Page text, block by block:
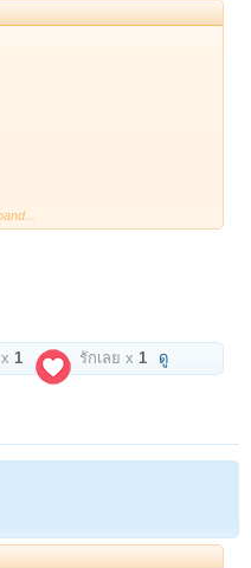
าก่อนวัยบวช ทำให้เดินเหินไม่
คร่ บารมียิ่งใหญ่ของท่านยัง
งคมตลอดชีวิตไม่เคยคิดหยุด
จนิมนต์เพื่อสร้างวัด โบสถ์ วิหาร
านเพื่อการพระศาสนา นิมนต์มา
ต์เพื่อเดินทางไปงาน "จังหวัด
ถึงเมืองกรุงท่านก็อาพาธกระทัน
ารักษาโรงพยาบาลพระมงกุฏ
1 รักเลย x 1 ดู